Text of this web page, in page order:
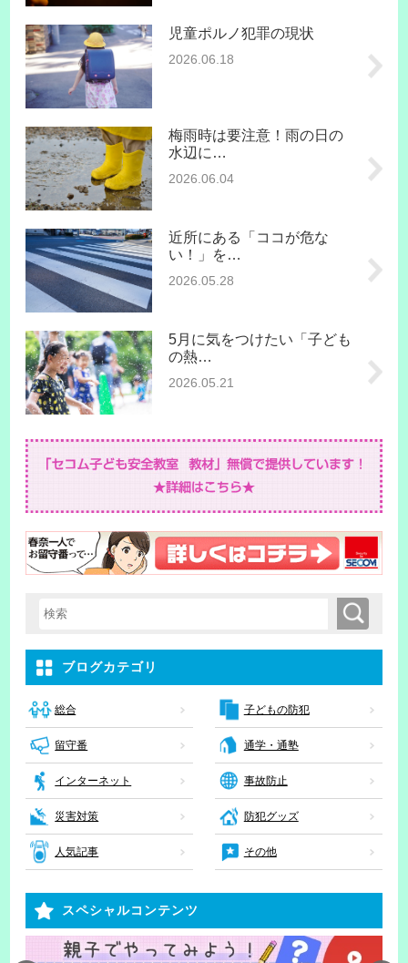
児童ポルノ犯罪の現状
2026.06.18
梅雨時は要注意！雨の日の
水辺に…
2026.06.04
近所にある「ココが危な
い！」を…
2026.05.28
5月に気をつけたい「子ども
の熱…
2026.05.21
検索キーワード入力 検索
ブログカテゴリ
総合 子どもの防犯
留守番 通学・通塾
インターネット 事故防止
災害対策 防犯グッズ
人気記事 その他
スペシャルコンテンツ